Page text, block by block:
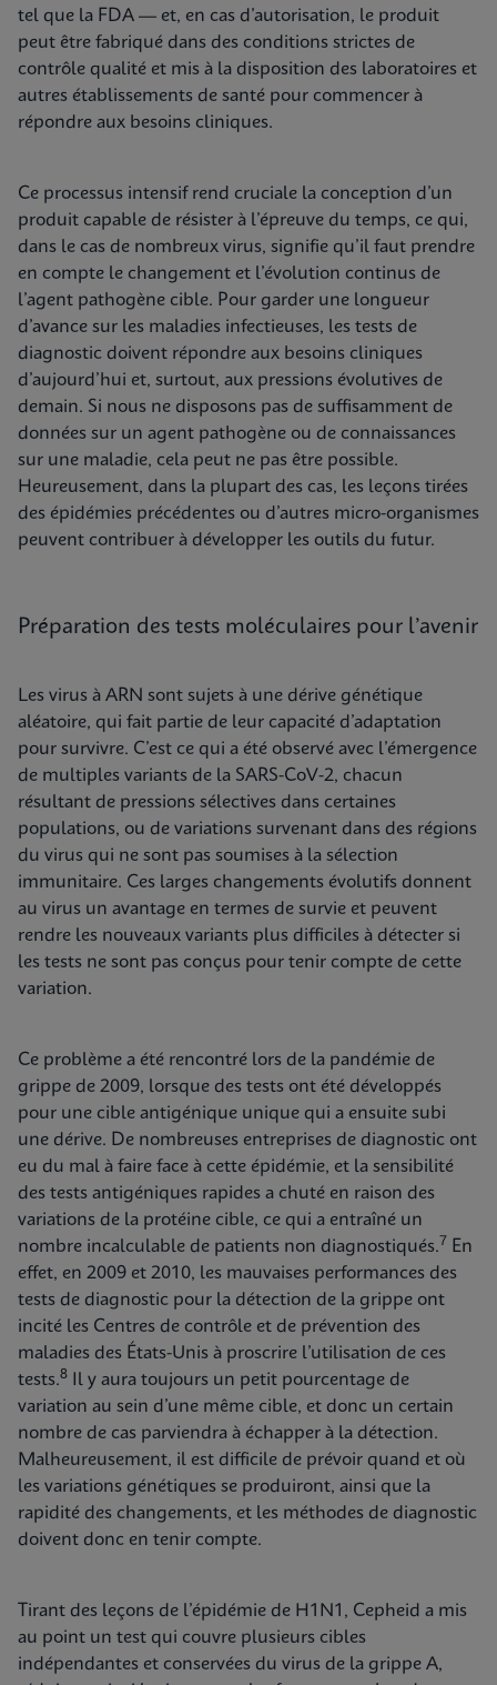
tel que la FDA — et, en cas d’autorisation, le produit
peut être fabriqué dans des conditions strictes de
contrôle qualité et mis à la disposition des laboratoires et
autres établissements de santé pour commencer à
répondre aux besoins cliniques.
Ce processus intensif rend cruciale la conception d’un
produit capable de résister à l’épreuve du temps, ce qui,
dans le cas de nombreux virus, signifie qu’il faut prendre
en compte le changement et l’évolution continus de
l’agent pathogène cible. Pour garder une longueur
d’avance sur les maladies infectieuses, les tests de
diagnostic doivent répondre aux besoins cliniques
d’aujourd’hui et, surtout, aux pressions évolutives de
demain. Si nous ne disposons pas de suffisamment de
données sur un agent pathogène ou de connaissances
sur une maladie, cela peut ne pas être possible.
Heureusement, dans la plupart des cas, les leçons tirées
des épidémies précédentes ou d’autres micro-organismes
peuvent contribuer à développer les outils du futur.
Préparation des tests moléculaires pour l’avenir
Les virus à ARN sont sujets à une dérive génétique
aléatoire, qui fait partie de leur capacité d’adaptation
pour survivre. C’est ce qui a été observé avec l’émergence
de multiples variants de la SARS-CoV-2, chacun
résultant de pressions sélectives dans certaines
populations, ou de variations survenant dans des régions
du virus qui ne sont pas soumises à la sélection
immunitaire. Ces larges changements évolutifs donnent
au virus un avantage en termes de survie et peuvent
rendre les nouveaux variants plus difficiles à détecter si
les tests ne sont pas conçus pour tenir compte de cette
variation.
Ce problème a été rencontré lors de la pandémie de
grippe de 2009, lorsque des tests ont été développés
pour une cible antigénique unique qui a ensuite subi
une dérive. De nombreuses entreprises de diagnostic ont
eu du mal à faire face à cette épidémie, et la sensibilité
des tests antigéniques rapides a chuté en raison des
variations de la protéine cible, ce qui a entraîné un
nombre incalculable de patients non diagnostiqués.7 En
effet, en 2009 et 2010, les mauvaises performances des
tests de diagnostic pour la détection de la grippe ont
incité les Centres de contrôle et de prévention des
maladies des États-Unis à proscrire l’utilisation de ces
tests.8
Il y aura toujours un petit pourcentage de
variation au sein d’une même cible, et donc un certain
nombre de cas parviendra à échapper à la détection.
Malheureusement, il est difficile de prévoir quand et où
les variations génétiques se produiront, ainsi que la
rapidité des changements, et les méthodes de diagnostic
doivent donc en tenir compte.
Tirant des leçons de l’épidémie de H1N1, Cepheid a mis
au point un test qui couvre plusieurs cibles
indépendantes et conservées du virus de la grippe A,